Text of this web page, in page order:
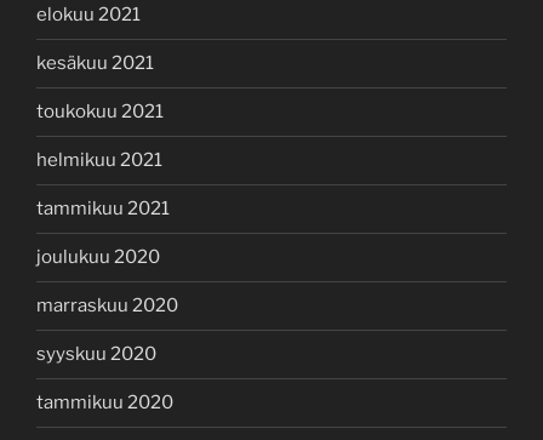
elokuu 2021
kesäkuu 2021
toukokuu 2021
helmikuu 2021
tammikuu 2021
joulukuu 2020
marraskuu 2020
syyskuu 2020
tammikuu 2020